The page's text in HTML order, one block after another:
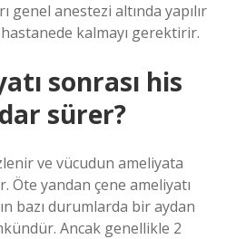
genel anestezi altında yapılır
kalmayı gerektirir.
sonrası his
sürer?
ve vücudun ameliyata
Öte yandan çene ameliyatı
bazı durumlarda bir aydan
Ancak genellikle 2